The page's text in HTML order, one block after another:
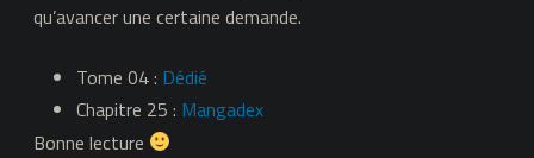
qu’avancer une certaine demande.
Tome 04 : Dédié
Chapitre 25 : Mangadex
Bonne lecture